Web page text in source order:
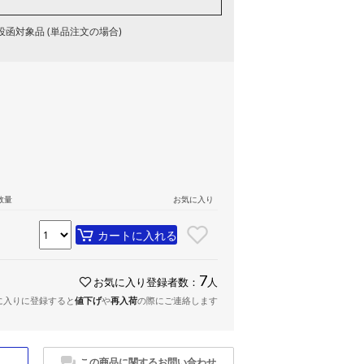
函対象品 (単品注文の場合)
量 お気に入り
カートに入れる
お気に入り登録者数： 7 人
入りに登録すると値下げや再入荷の際にご連絡します